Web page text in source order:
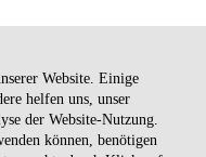
Website. Einige
helfen uns, unser
der Website-Nutzung.
können, benötigen